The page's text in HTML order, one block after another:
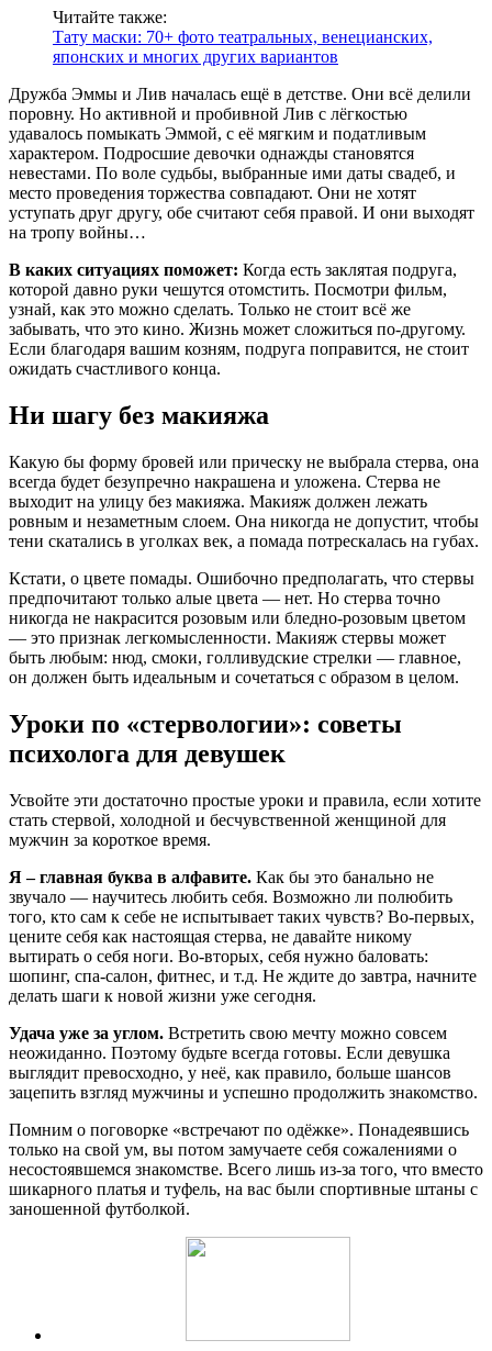
Читайте также:
Тату маски: 70+ фото театральных, венецианских,
японских и многих других вариантов
Дружба Эммы и Лив началась ещё в детстве. Они всё делили
поровну. Но активной и пробивной Лив с лёгкостью
удавалось помыкать Эммой, с её мягким и податливым
характером. Подросшие девочки однажды становятся
невестами. По воле судьбы, выбранные ими даты свадеб, и
место проведения торжества совпадают. Они не хотят
уступать друг другу, обе считают себя правой. И они выходят
на тропу войны…
В каких ситуациях поможет: Когда есть заклятая подруга,
которой давно руки чешутся отомстить. Посмотри фильм,
узнай, как это можно сделать. Только не стоит всё же
забывать, что это кино. Жизнь может сложиться по-другому.
Если благодаря вашим козням, подруга поправится, не стоит
ожидать счастливого конца.
Ни шагу без макияжа
Какую бы форму бровей или прическу не выбрала стерва, она
всегда будет безупречно накрашена и уложена. Стерва не
выходит на улицу без макияжа. Макияж должен лежать
ровным и незаметным слоем. Она никогда не допустит, чтобы
тени скатались в уголках век, а помада потрескалась на губах.
Кстати, о цвете помады. Ошибочно предполагать, что стервы
предпочитают только алые цвета — нет. Но стерва точно
никогда не накрасится розовым или бледно-розовым цветом
— это признак легкомысленности. Макияж стервы может
быть любым: нюд, смоки, голливудские стрелки — главное,
он должен быть идеальным и сочетаться с образом в целом.
Уроки по «стервологии»: советы
психолога для девушек
Усвойте эти достаточно простые уроки и правила, если хотите
стать стервой, холодной и бесчувственной женщиной для
мужчин за короткое время.
Я – главная буква в алфавите. Как бы это банально не
звучало — научитесь любить себя. Возможно ли полюбить
того, кто сам к себе не испытывает таких чувств? Во-первых,
цените себя как настоящая стерва, не давайте никому
вытирать о себя ноги. Во-вторых, себя нужно баловать:
шопинг, спа-салон, фитнес, и т.д. Не ждите до завтра, начните
делать шаги к новой жизни уже сегодня.
Удача уже за углом. Встретить свою мечту можно совсем
неожиданно. Поэтому будьте всегда готовы. Если девушка
выглядит превосходно, у неё, как правило, больше шансов
зацепить взгляд мужчины и успешно продолжить знакомство.
Помним о поговорке «встречают по одёжке». Понадеявшись
только на свой ум, вы потом замучаете себя сожалениями о
несостоявшемся знакомстве. Всего лишь из-за того, что вместо
шикарного платья и туфель, на вас были спортивные штаны с
заношенной футболкой.